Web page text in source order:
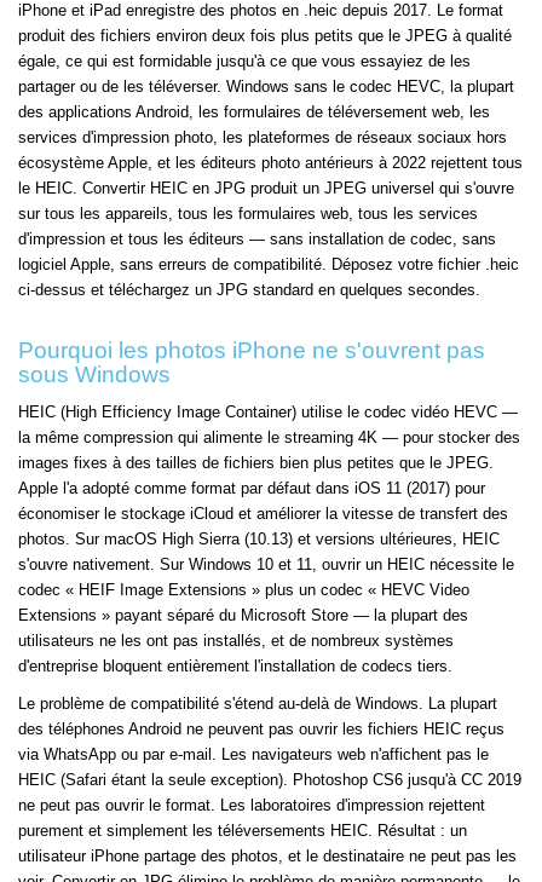
iPhone et iPad enregistre des photos en .heic depuis 2017. Le format
produit des fichiers environ deux fois plus petits que le JPEG à qualité
égale, ce qui est formidable jusqu'à ce que vous essayiez de les
partager ou de les téléverser. Windows sans le codec HEVC, la plupart
des applications Android, les formulaires de téléversement web, les
services d'impression photo, les plateformes de réseaux sociaux hors
écosystème Apple, et les éditeurs photo antérieurs à 2022 rejettent tous
le HEIC. Convertir HEIC en JPG produit un JPEG universel qui s'ouvre
sur tous les appareils, tous les formulaires web, tous les services
d'impression et tous les éditeurs — sans installation de codec, sans
logiciel Apple, sans erreurs de compatibilité. Déposez votre fichier .heic
ci-dessus et téléchargez un JPG standard en quelques secondes.
Pourquoi les photos iPhone ne s'ouvrent pas
sous Windows
HEIC (High Efficiency Image Container) utilise le codec vidéo HEVC —
la même compression qui alimente le streaming 4K — pour stocker des
images fixes à des tailles de fichiers bien plus petites que le JPEG.
Apple l'a adopté comme format par défaut dans iOS 11 (2017) pour
économiser le stockage iCloud et améliorer la vitesse de transfert des
photos. Sur macOS High Sierra (10.13) et versions ultérieures, HEIC
s'ouvre nativement. Sur Windows 10 et 11, ouvrir un HEIC nécessite le
codec « HEIF Image Extensions » plus un codec « HEVC Video
Extensions » payant séparé du Microsoft Store — la plupart des
utilisateurs ne les ont pas installés, et de nombreux systèmes
d'entreprise bloquent entièrement l'installation de codecs tiers.
Le problème de compatibilité s'étend au-delà de Windows. La plupart
des téléphones Android ne peuvent pas ouvrir les fichiers HEIC reçus
via WhatsApp ou par e-mail. Les navigateurs web n'affichent pas le
HEIC (Safari étant la seule exception). Photoshop CS6 jusqu'à CC 2019
ne peut pas ouvrir le format. Les laboratoires d'impression rejettent
purement et simplement les téléversements HEIC. Résultat : un
utilisateur iPhone partage des photos, et le destinataire ne peut pas les